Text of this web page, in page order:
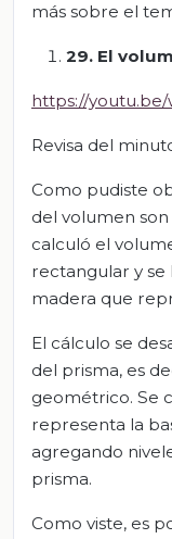
más sobre el
29. El
https://youtu.be/
Revisa del
Como pudiste
del volumen son
calculó el
rectangular y se
madera que
El cálculo se
del prisma, es
geométrico. Se
representa la
agregando
prisma.
Como viste, es